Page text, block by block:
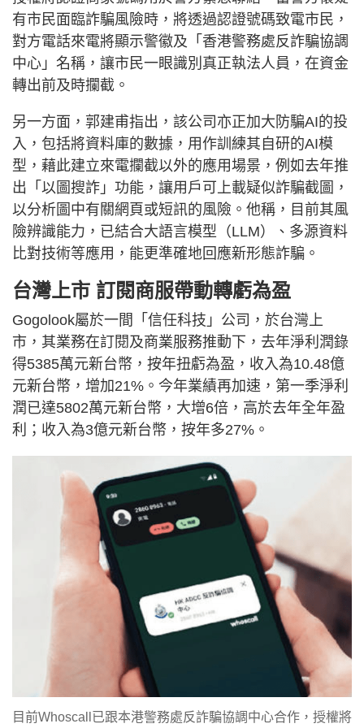
有市民面臨詐騙風險時，將透過認證號碼致電市民，
對方電話來電將顯示警徽及「香港警務處反詐騙協調
中心」名稱，讓市民一眼識別真正執法人員，在資金
轉出前及時攔截。
另一方面，郭建甫指出，該公司亦正加大防騙AI的投
入，包括將資料庫的數據，用作訓練其自研的AI模
型，藉此建立來電攔截以外的應用場景，例如去年推
出「以圖搜詐」功能，讓用戶可上載疑似詐騙截圖，
以分析圖中有關網頁或短訊的風險。他稱，目前其風
險辨識能力，已結合大語言模型（LLM）、多源資料
比對技術等應用，能更準確地回應新形態詐騙。
台灣上市 訂閱商服帶動轉虧為盈
Gogolook屬於一間「信任科技」公司，於台灣上
市，其業務在訂閱及商業服務推動下，去年淨利潤錄
得5385萬元新台幣，按年扭虧為盈，收入為10.48億
元新台幣，增加21%。今年業績再加速，第一季淨利
潤已達5802萬元新台幣，大增6倍，高於去年全年盈
利；收入為3億元新台幣，按年多27%。
目前Whoscall已跟本港警務處反詐騙協調中心合作，授權將